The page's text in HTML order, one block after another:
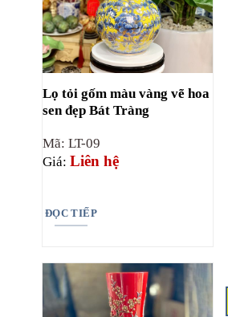
Lọ tỏi gốm màu vàng vẽ hoa
sen đẹp Bát Tràng
Mã: LT-09
Giá: Liên hệ
ĐỌC TIẾP